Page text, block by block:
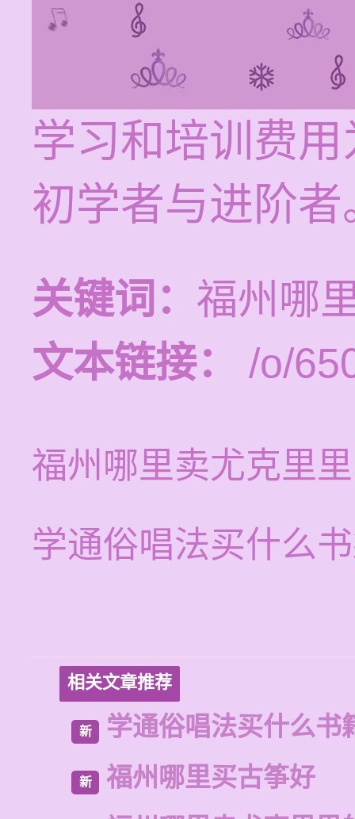
学习和培训费
初学者与进阶者
关键词： 福州哪
文本链接：
/o/
福州哪里卖尤克里
学通俗唱法买什么
相关文章推荐
新 学通俗唱法买什么书
新
福州哪里买古筝好